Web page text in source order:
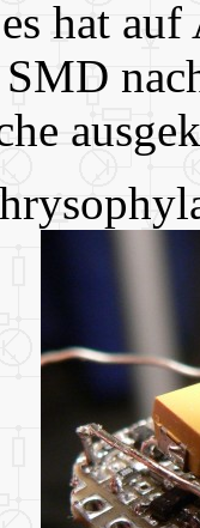
hat